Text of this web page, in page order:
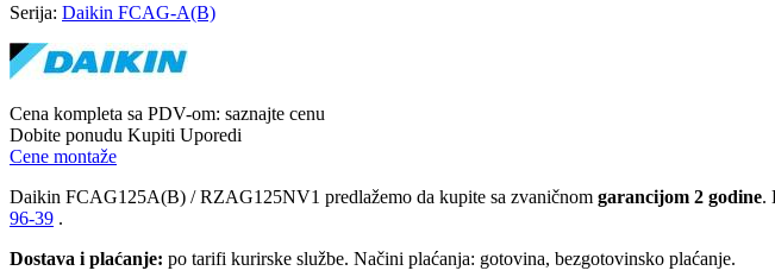
Serija: Daikin FCAG-A(B)
Cena kompleta sa PDV-om: saznajte cenu
Dobite ponudu Kupiti Uporedi
Cene montaže
Daikin FCAG125A(B) / RZAG125NV1 predlažemo da kupite sa zvaničnom garancijom 2 godine.
96-39 .
Dostava i plaćanje: po tarifi kurirske službe. Načini plaćanja: gotovina, bezgotovinsko plaćanje.